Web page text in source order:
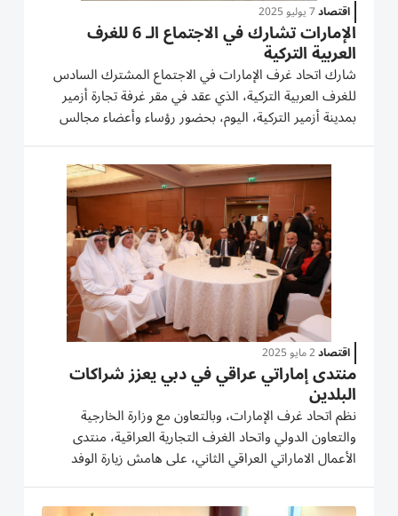
اقتصاد7 يوليو 2025
الإمارات تشارك في الاجتماع الـ 6 للغرف
العربية التركية
شارك اتحاد غرف الإمارات في الاجتماع المشترك السادس
للغرف العربية التركية، الذي عقد في مقر غرفة تجارة أزمير
بمدينة أزمير التركية، اليوم، بحضور رؤساء وأعضاء مجالس
إدارة الغرف واتحادات الغرف العربية. شهد الاجتماع - الذي
حضره حميد محمد بن سالم الأمين العام لاتحاد غرف
الإمارات...
اقتصاد2 مايو 2025
منتدى إماراتي عراقي في دبي يعزز شراكات
البلدين
نظم اتحاد غرف الإمارات، وبالتعاون مع وزارة الخارجية
والتعاون الدولي واتحاد الغرف التجارية العراقية، منتدى
الأعمال الاماراتي العراقي الثاني، على هامش زيارة الوفد
التجاري العراقي للدولة للفترة 1-2 مايو/ أيار. افتتح المنتدى،
الذي عقد في فندق شيراتون الخور بدبي بكلمة ترحيبية،...